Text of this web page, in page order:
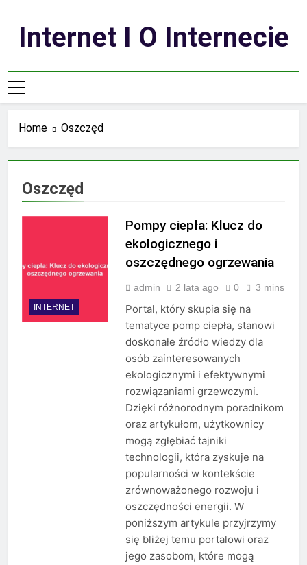
contentInternet I O Internecie
Home Oszczęd
Oszczęd
INTERNET
Pompy ciepła: Klucz do
ekologicznego i
oszczędnego ogrzewania
admin 2 lata ago 0 3 mins
Portal, który skupia się na
tematyce pomp ciepła, stanowi
doskonałe źródło wiedzy dla
osób zainteresowanych
ekologicznymi i efektywnymi
rozwiązaniami grzewczymi.
Dzięki różnorodnym poradnikom
oraz artykułom, użytkownicy
mogą zgłębiać tajniki
technologii, która zyskuje na
popularności w kontekście
zrównoważonego rozwoju i
oszczędności energii. W
poniższym artykule przyjrzymy
się bliżej temu portalowi oraz
jego zasobom, które mogą